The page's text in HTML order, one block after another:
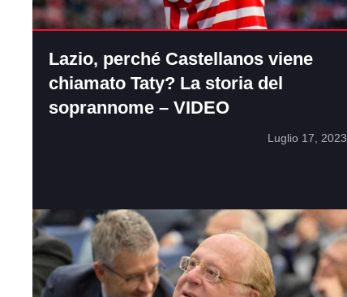
Lazio, perché Castellanos viene
chiamato Taty? La storia del
soprannome – VIDEO
Luglio 17, 2023